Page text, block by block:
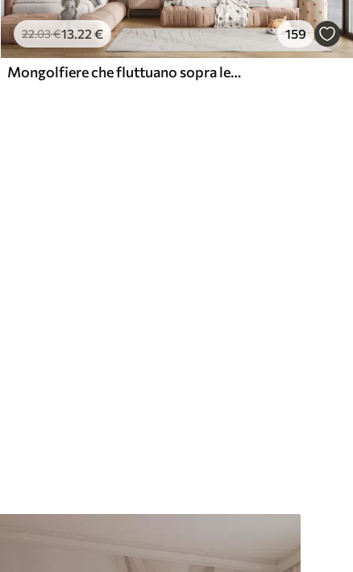
22.03€13.22 € 159
Mongolfiere che fluttuano sopra le montagne in tonalità neutre e pastello